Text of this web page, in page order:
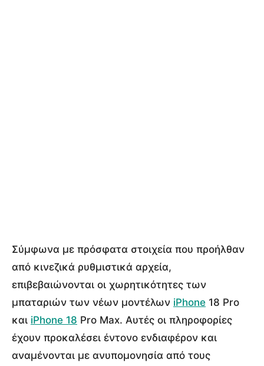
Σύμφωνα με πρόσφατα στοιχεία που προήλθαν
από κινεζικά ρυθμιστικά αρχεία,
επιβεβαιώνονται οι χωρητικότητες των
μπαταριών των νέων μοντέλων ‌ iPhone 18 Pro
και ‌ iPhone 18 Pro Max. Αυτές οι πληροφορίες
έχουν προκαλέσει έντονο ενδιαφέρον και
αναμένονται με ανυπομονησία από τους